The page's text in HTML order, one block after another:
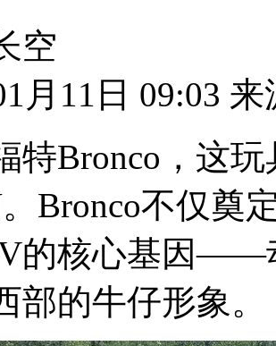
空
月11日 09:03 来
特Bronco，这
Bronco不仅奠
的核心基因——
部的牛仔形象。